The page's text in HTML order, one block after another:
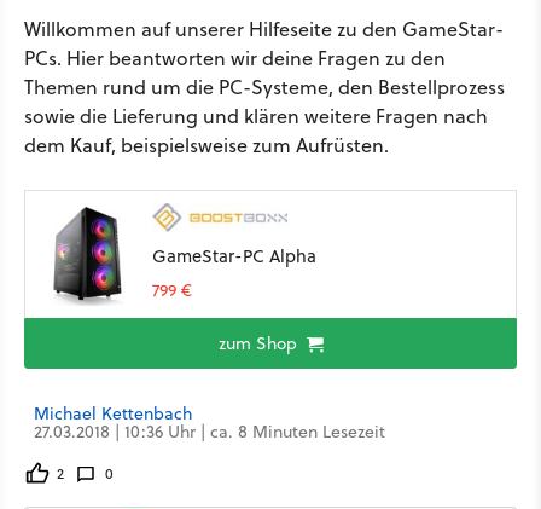
Willkommen auf unserer Hilfeseite zu den GameStar-
PCs. Hier beantworten wir deine Fragen zu den
Themen rund um die PC-Systeme, den Bestellprozess
sowie die Lieferung und klären weitere Fragen nach
dem Kauf, beispielsweise zum Aufrüsten.
GameStar-PC Alpha
799 €
zum Shop
Michael Kettenbach
27.03.2018 | 10:36 Uhr | ca. 8 Minuten Lesezeit
2 0